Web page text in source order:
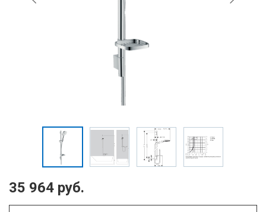
35 964 руб.